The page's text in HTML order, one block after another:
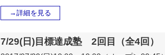
→詳細を見る
7/29(日)目標達成塾 2回目（全4回）